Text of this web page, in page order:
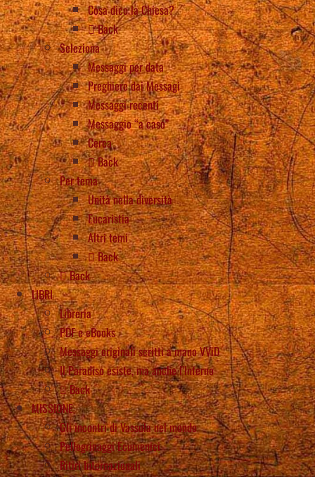
Cosa dice la Chiesa?
Back
Seleziona
Messaggi per data
Preghiere dai Messagi
Messaggi recenti
Messaggio “a caso”
Cerca
Back
Per tema
Unità nella diversità
Eucaristia
Altri temi
Back
Back
LIBRI
Libreria
PDF e eBooks
Messaggi originali scritti a mano VViD
Il Paradiso esiste, ma anche l’Inferno
Back
MISSIONE
Gli incontri di Vassula nel mondo
Pellegrinaggi Ecumenici
Ritiri Internazionali